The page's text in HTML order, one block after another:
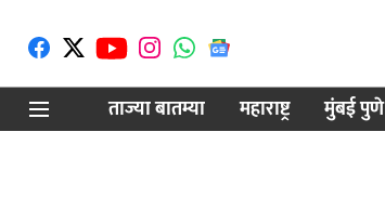
ताज्या बातम्या
महाराष्ट्र मुंबई पुणे